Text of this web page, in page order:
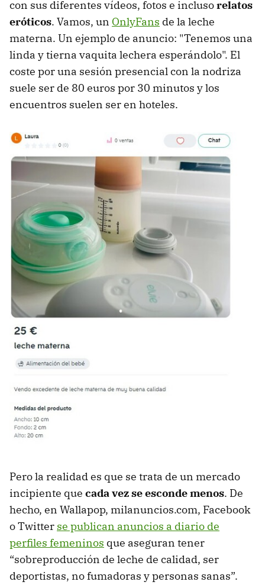
con sus diferentes vídeos, fotos e inclusorelatos
eróticos. Vamos, un OnlyFans de la leche
materna. Un ejemplo de anuncio: "Tenemos una
linda y tierna vaquita lechera esperándolo". El
coste por una sesión presencial con la nodriza
suele ser de 80 euros por 30 minutos y los
encuentros suelen ser en hoteles.
Pero la realidad es que se trata de un mercado
incipiente que cada vez se esconde menos. De
hecho, en Wallapop, milanuncios.com, Facebook
o Twitter se publican anuncios a diario de
perfiles femeninos que aseguran tener
“sobreproducción de leche de calidad, ser
deportistas, no fumadoras y personas sanas”.